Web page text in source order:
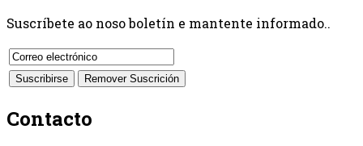
Suscríbete ao noso boletín e mantente informado..
Contacto